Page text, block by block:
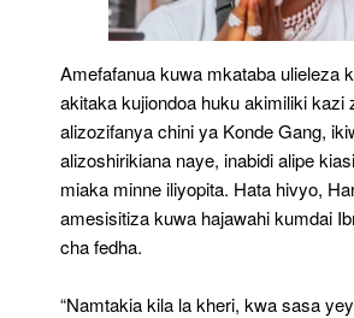
Amefafanua kuwa mkataba ulieleza
akitaka kujiondoa huku akimiliki kazi
alizozifanya chini ya Konde Gang,
alizoshirikiana naye, inabidi alipe
miaka minne iliyopita. Hata hivyo,
amesisitiza kuwa hajawahi kumdai
cha fedha.
“Namtakia kila la kheri, kwa sasa